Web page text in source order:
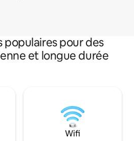
populaires pour des
et longue durée
Wifi